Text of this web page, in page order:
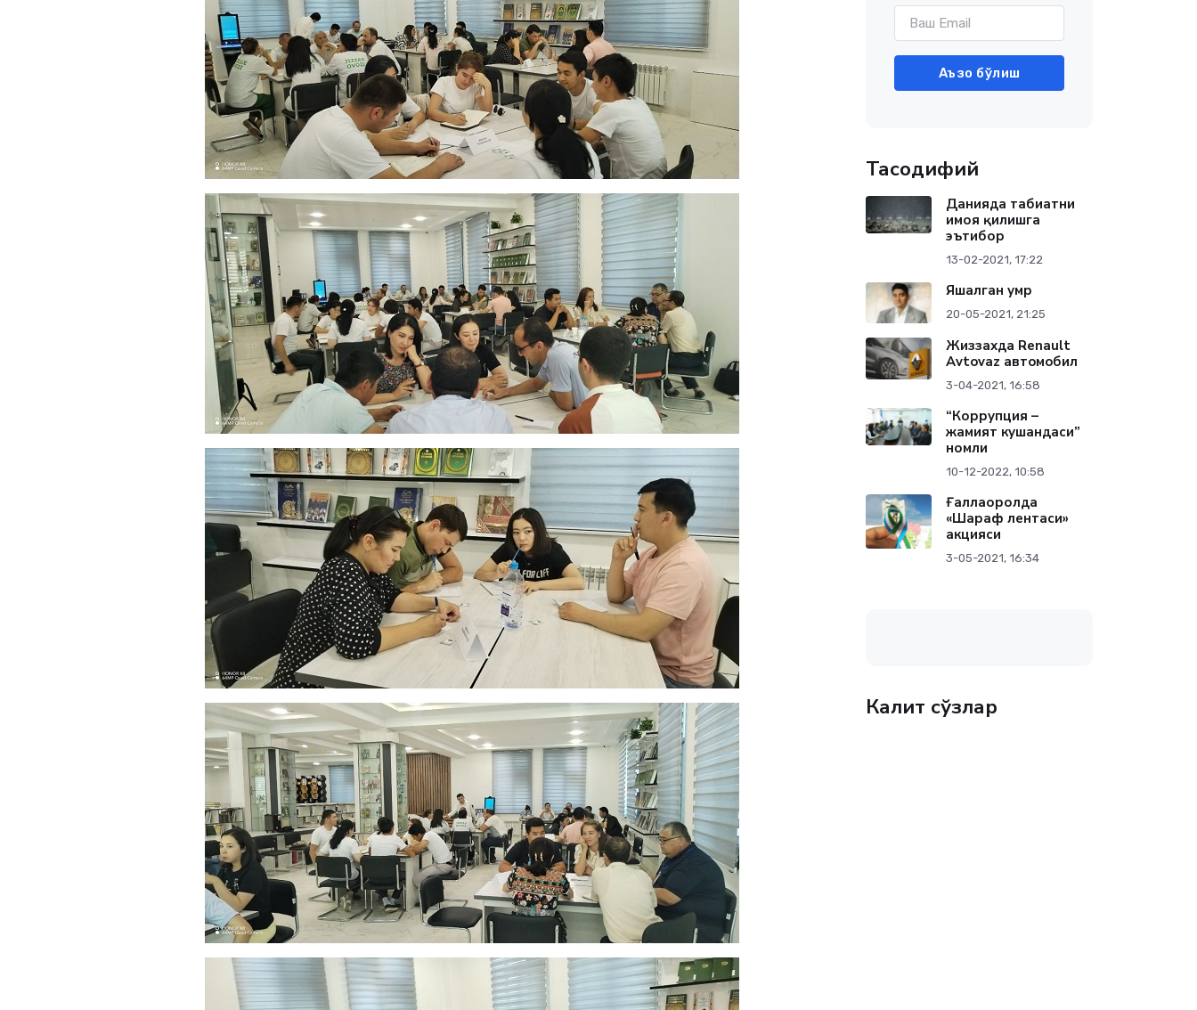
Аъзо бўлиш
Тасодифий
Данияда табиатни
ҳимоя қилишга
эътибор
13-02-2021, 17:22
Яшалган умр
20-05-2021, 21:25
Жиззахда Renault
Avtovaz aвтoмoбил
3-04-2021, 16:58
“Коррупция –
жамият кушандаси”
номли
10-12-2022, 10:58
Ғаллаоролда
«Шараф лентаси»
акцияси
3-05-2021, 16:34
Калит сўзлар